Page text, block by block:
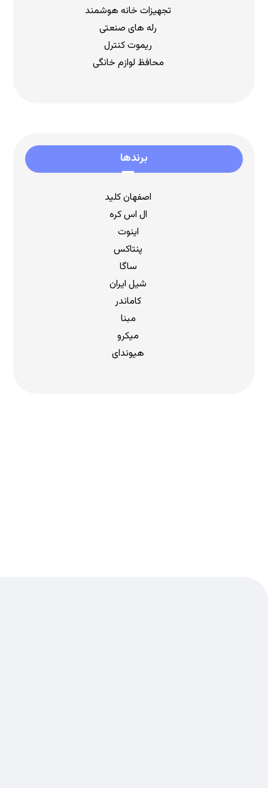
تجهیزات خانه هوشمند
رله های صنعتی
ریموت کنترل
محافظ لوازم خانگی
برندها
اصفهان کلید
ال اس کره
اینوت
پنتاکس
ساگا
شیل ایران
کاماندر
مبنا
میکرو
هیوندای